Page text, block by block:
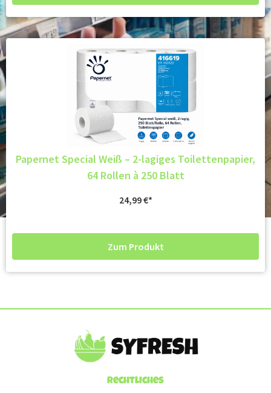
Papernet Special Weiß – 2-lagiges Toilettenpapier,
64 Rollen à 250 Blatt
24,99€
Zum Produkt
Rechtliches